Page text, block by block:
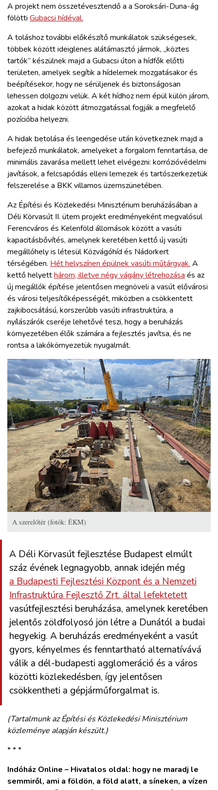
A projekt nem összetévesztendő a a Soroksári-Duna-ág
fölötti Gubacsi hídéval.
A toláshoz további előkészítő munkálatok szükségesek,
többek között ideiglenes alátámasztó jármok, „köztes
tartók” készülnek majd a Gubacsi úton a hídfők előtti
területen, amelyek segítik a hídelemek mozgatásakor és
beépítésekor, hogy ne sérüljenek és biztonságosan
lehessen dolgozni velük. A két hídhoz nem épül külön járom,
azokat a hidak között átmozgatással fogják a megfelelő
pozícióba helyezni.
A hidak betolása és leengedése után következnek majd a
befejező munkálatok, amelyeket a forgalom fenntartása, de
minimális zavarása mellett lehet elvégezni: korrózióvédelmi
javítások, a felcsapódás elleni lemezek és tartószerkezetük
felszerelése a BKK villamos üzemszünetében.
Az Építési és Közlekedési Minisztérium beruházásában a
Déli Körvasút II. ütem projekt eredményeként megvalósul
Ferencváros és Kelenföld állomások között a vasúti
kapacitásbővítés, amelynek keretében kettő új vasúti
megállóhely is létesül Közvágóhíd és Nádorkert
térségében. Hét helyszínen épülnek vasúti műtárgyak. A
kettő helyetthárom, illetve négy vágány létrehozása és az
új megállók építése jelentősen megnöveli a vasút elővárosi
és városi teljesítőképességét, miközben a csökkentett
zajkibocsátású, korszerűbb vasúti infrastruktúra, a
nyílászárók cseréje lehetővé teszi, hogy a beruházás
környezetében élők számára a fejlesztés javítsa, és ne
rontsa a lakókörnyezetük nyugalmát.
A szerelőtér (fotók: ÉKM)
A Déli Körvasút fejlesztése Budapest elmúlt
száz évének legnagyobb, annak idején még
a Budapesti Fejlesztési Központ és a Nemzeti
Infrastruktúra Fejlesztő Zrt. által lefektetett
vasútfejlesztési beruházása, amelynek keretében
jelentős zöldfolyosó jön létre a Dunától a budai
hegyekig. A beruházás eredményeként a vasút
gyors, kényelmes és fenntartható alternatívává
válik a dél-budapesti agglomeráció és a város
közötti közlekedésben, így jelentősen
csökkentheti a gépjárműforgalmat is.
(Tartalmunk az Építési és Közlekedési Minisztérium
közleménye alapján készült.)
* * *
Indóház Online – Hivatalos oldal: hogy ne maradj le
semmiről, ami a földön, a föld alatt, a síneken, a vízen